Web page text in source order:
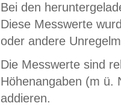
Bei den
Diese Messwerte
oder andere
Die Messwerte sind
Höhenangaben (m ü.
addieren.